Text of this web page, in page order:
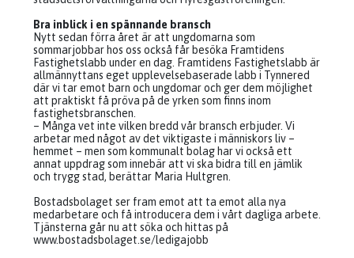
Bra inblick i en spännande bransch
Nytt sedan förra året är att ungdomarna som
sommarjobbar hos oss också får besöka Framtidens
Fastighetslabb under en dag. Framtidens Fastighetslabb är
allmännyttans eget upplevelsebaserade labb i Tynnered
där vi tar emot barn och ungdomar och ger dem möjlighet
att praktiskt få pröva på de yrken som finns inom
fastighetsbranschen.
– Många vet inte vilken bredd vår bransch erbjuder. Vi
arbetar med något av det viktigaste i människors liv –
hemmet – men som kommunalt bolag har vi också ett
annat uppdrag som innebär att vi ska bidra till en jämlik
och trygg stad, berättar Maria Hultgren.
Bostadsbolaget ser fram emot att ta emot alla nya
medarbetare och få introducera dem i vårt dagliga arbete.
Tjänsterna går nu att söka och hittas på
www.bostadsbolaget.se/ledigajobb